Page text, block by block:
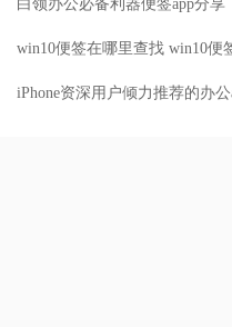
白领办公必备利器便签app分享
win10便签在哪里查找 win10便
iPhone资深用户倾力推荐的办